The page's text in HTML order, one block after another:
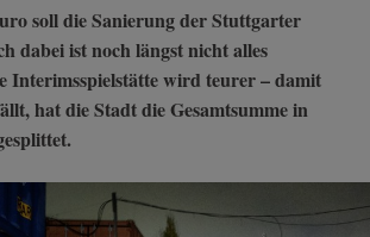
soll die Sanierung der Stuttgarter
dabei ist noch längst nicht alles
Interimsspielstätte wird teurer – damit
hat die Stadt die Gesamtsumme in